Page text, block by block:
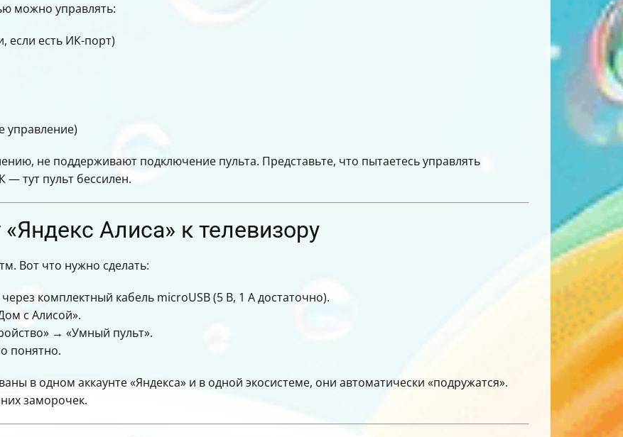
можно управлять:
если есть ИК-порт)
управление)
не поддерживают подключение пульта. Представьте, что пытаетесь управлять
— тут пульт бессилен.
Алиса» к телевизору
Вот что нужно сделать:
комплектный кабель microUSB (5 В, 1 А достаточно).
с Алисой».
→ «Умный пульт».
понятно.
в одном аккаунте «Яндекса» и в одной экосистеме, они автоматически «подружатся».
заморочек.